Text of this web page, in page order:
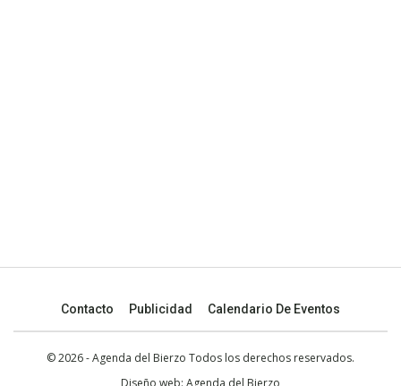
Contacto Publicidad Calendario De Eventos
© 2026 - Agenda del Bierzo Todos los derechos reservados.